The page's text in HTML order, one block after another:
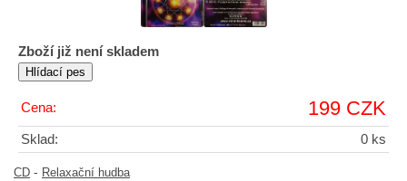
Zboží již není skladem
Cena: 199 CZK
Sklad: 0 ks
CD - Relaxační hudba